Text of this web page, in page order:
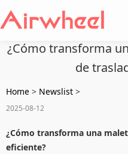
¿Cómo transforma
de
Home > Newslist >
2025-08-12
¿Cómo transforma una
eficiente?